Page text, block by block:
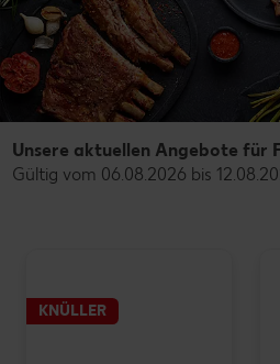
Unsere aktuellen Angebote für
Gültig vom 06.08.2026 bis
KNÜLLER